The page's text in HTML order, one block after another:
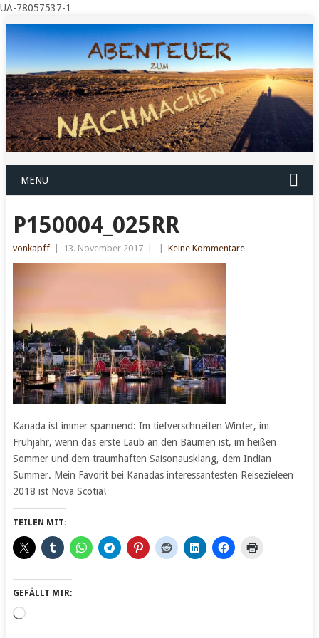
UA-78057537-1
MENU
P150004_025RR
vonkapff 13. November 2017 Keine Kommentare
Kanada ist immer spannend: Im tiefverschneiten Winter, im
Frühjahr, wenn das erste Laub an den Bäumen ist, im heißen
Sommer und dem traumhaften Saisonausklang, dem Indian
Summer. Mein Favorit bei Kanadas interessantesten Reisezieleen
2018 ist Nova Scotia!
TEILEN MIT:
GEFÄLLT MIR:
Wird